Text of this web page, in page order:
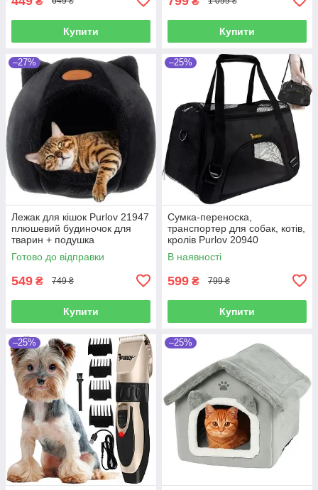
Купити Купити
–27%
Лежак для кішок Purlov 21947
плюшевий будиночок для
тварин + подушка
Готово до відправки
549 ₴ 749 ₴
Купити
–25%
Сумка-переноска,
транспортер для собак, котів,
кролів Purlov 20940
В наявності
599 ₴ 799 ₴
Купити
–25% –25%